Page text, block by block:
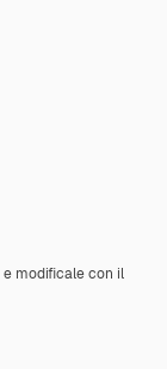
e modificale con il